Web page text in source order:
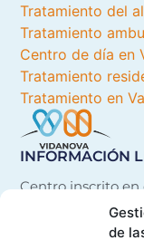
de
Tratamiento del
Tratamiento
Centro de día en
Tratamiento
Tratamiento en
INFORMACIÓN
Centro inscrito
Servicios y
Comunitat